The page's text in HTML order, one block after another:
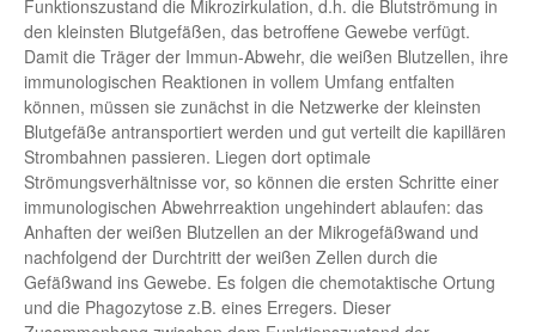
Funktionszustand die Mikrozirkulation, d.h. die Blutströmung in
den kleinsten Blutgefäßen, das betroffene Gewebe verfügt.
Damit die Träger der Immun-Abwehr, die weißen Blutzellen, ihre
immunologischen Reaktionen in vollem Umfang entfalten
können, müssen sie zunächst in die Netzwerke der kleinsten
Blutgefäße antransportiert werden und gut verteilt die kapillären
Strombahnen passieren. Liegen dort optimale
Strömungsverhältnisse vor, so können die ersten Schritte einer
immunologischen Abwehrreaktion ungehindert ablaufen: das
Anhaften der weißen Blutzellen an der Mikrogefäßwand und
nachfolgend der Durchtritt der weißen Zellen durch die
Gefäßwand ins Gewebe. Es folgen die chemotaktische Ortung
und die Phagozytose z.B. eines Erregers. Dieser